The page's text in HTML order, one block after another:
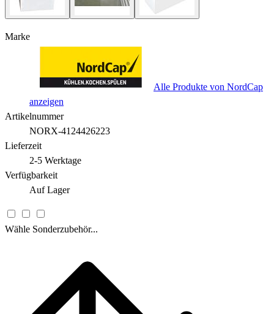
Marke
Alle Produkte von NordCap
anzeigen
Artikelnummer
NORX-4124426223
Lieferzeit
2-5 Werktage
Verfügbarkeit
Auf Lager
Wähle Sonderzubehör...